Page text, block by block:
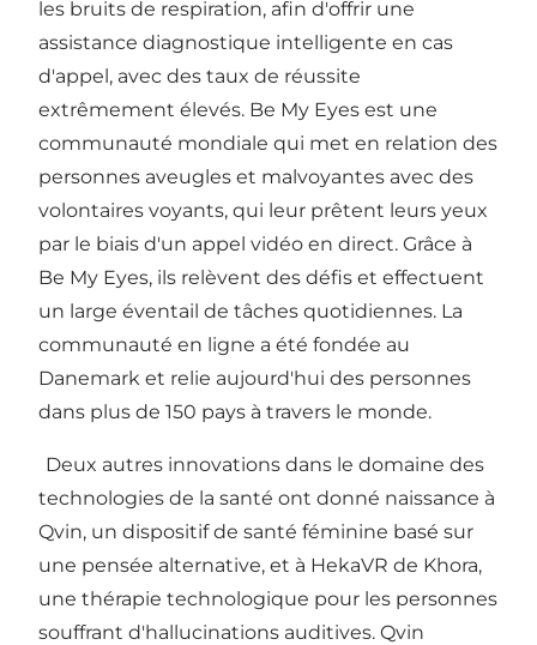
les bruits de respiration, afin d'offrir une
assistance diagnostique intelligente en cas
d'appel, avec des taux de réussite
extrêmement élevés. Be My Eyes est une
communauté mondiale qui met en relation des
personnes aveugles et malvoyantes avec des
volontaires voyants, qui leur prêtent leurs yeux
par le biais d'un appel vidéo en direct. Grâce à
Be My Eyes, ils relèvent des défis et effectuent
un large éventail de tâches quotidiennes. La
communauté en ligne a été fondée au
Danemark et relie aujourd'hui des personnes
dans plus de 150 pays à travers le monde.
Deux autres innovations dans le domaine des
technologies de la santé ont donné naissance à
Qvin, un dispositif de santé féminine basé sur
une pensée alternative, et à HekaVR de Khora,
une thérapie technologique pour les personnes
souffrant d'hallucinations auditives. Qvin